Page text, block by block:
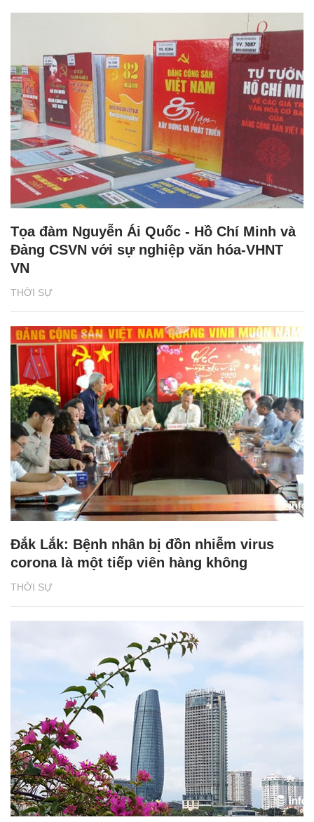
THỜI SỰ
Tọa đàm Nguyễn Ái Quốc - Hồ Chí Minh và
Đảng CSVN với sự nghiệp văn hóa-VHNT
VN
THỜI SỰ
Đắk Lắk: Bệnh nhân bị đồn nhiễm virus
corona là một tiếp viên hàng không